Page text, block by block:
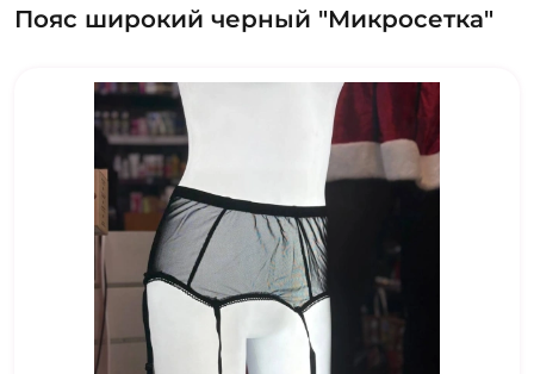
Пояс широкий черный "Микросетка"